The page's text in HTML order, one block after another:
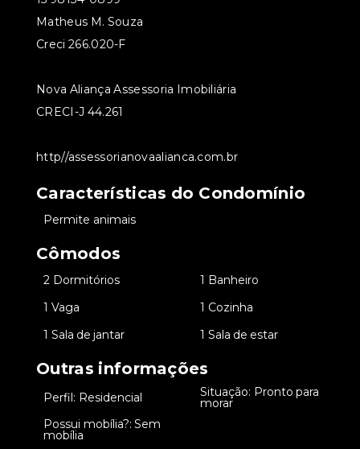
Matheus M. Souza
Creci 266.020-F
Nova Aliança Assessoria Imobiliária
CRECI-J 44.261
http//assessorianovaalianca.com.br
Características do Condomínio
Permite animais
Cômodos
2 Dormitórios
1 Banheiro
1 Vaga
1 Cozinha
1 Sala de jantar 1 Sala de estar
Outras informações
Perfil: Residencial Situação: Pronto para
morar
Possui mobília?: Sem
mobília